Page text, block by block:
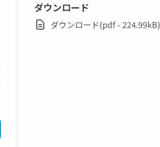
ダウンロード
ダウンロード(pdf - 224.99kB)